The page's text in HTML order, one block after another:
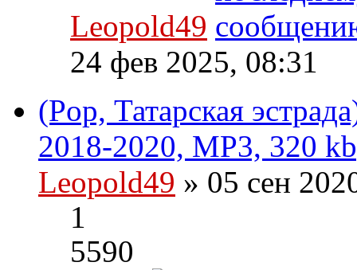
Leopold49
24 фев 2025, 08:31
(Pop, Татарская
2018-2020, MP3, 320
Leopold49 » 05 сен
1
5590